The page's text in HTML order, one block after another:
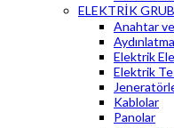
ELEKTRİK
Anahtar
Elektrik
Elektrik
Kablolar
Panolar